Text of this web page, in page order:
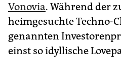
Vonovia. Während der
heimgesuchte Techno-
genannten
einst so idyllische